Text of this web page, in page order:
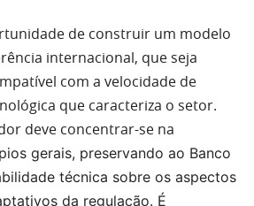
de construir um modelo
internacional, que seja
com a velocidade de
que caracteriza o setor.
deve concentrar-se na
gerais, preservando ao Banco
técnica sobre os aspectos
da regulação. É